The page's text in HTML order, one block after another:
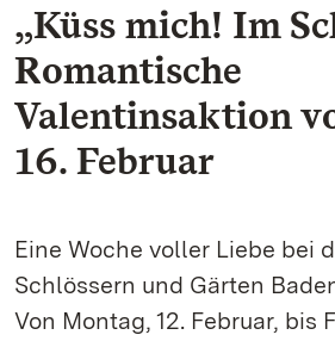
„Küss mich! Im
Romantische
Valentinsaktion
16. Februar
Eine Woche voller Liebe bei
Schlössern und Gärten
Von Montag, 12. Februar, bis